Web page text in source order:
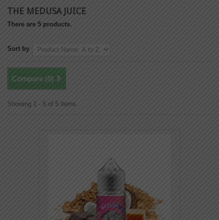
THE MEDUSA JUICE
There are 5 products.
Sort by
Compare (0)
Showing 1 - 5 of 5 items